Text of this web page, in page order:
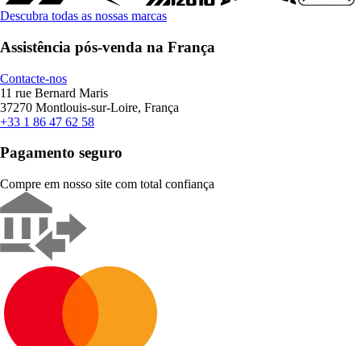
Descubra todas as nossas marcas
Assistência pós-venda na França
Contacte-nos
11 rue Bernard Maris
37270 Montlouis-sur-Loire, França
+33 1 86 47 62 58
Pagamento seguro
Compre em nosso site com total confiança